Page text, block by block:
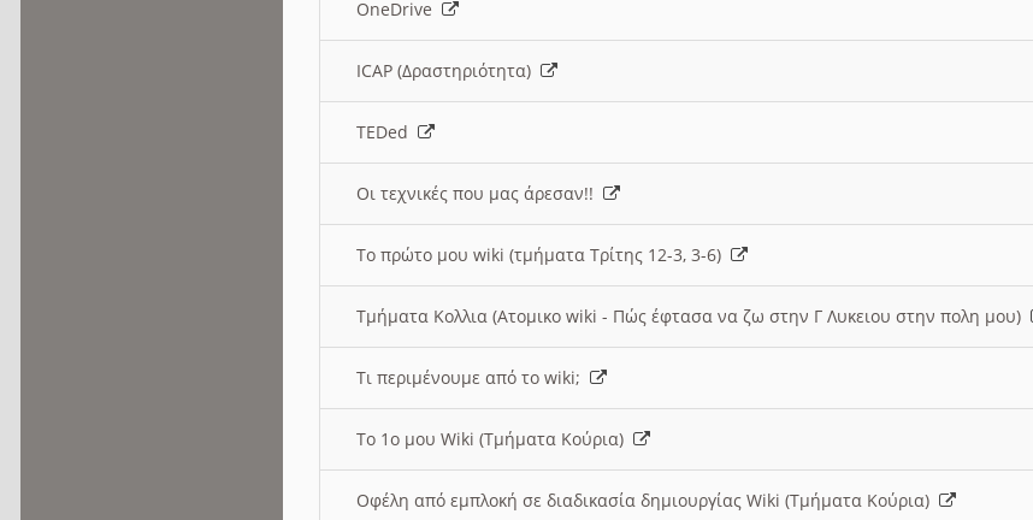
OneDrive
ICAP (Δραστηριότητα)
TEDed
Οι τεχνικές που μας άρεσαν!!
Το πρώτο μου wiki (τμήματα Τρίτης 12-3, 3-6)
Τμήματα Κολλια (Ατομικο wiki - Πώς έφτασα να ζω στην Γ Λυκειου στην πολη μου)
Τι περιμένουμε από το wiki;
Το 1ο μου Wiki (Τμήματα Κούρια)
Οφέλη από εμπλοκή σε διαδικασία δημιουργίας Wiki (Τμήματα Κούρια)